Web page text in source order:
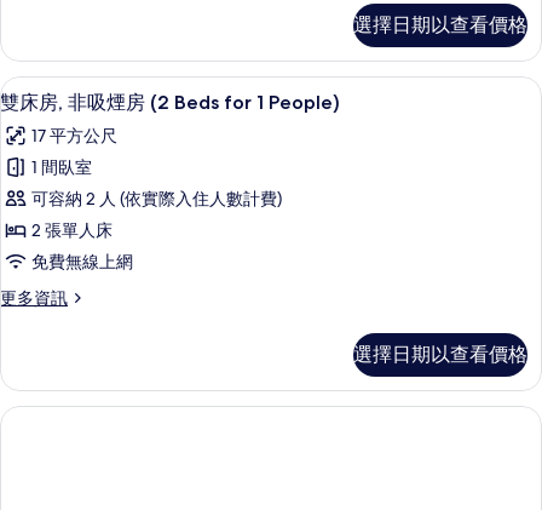
房
的
所
有
相
片
房,
非
吸
房
的
詳
情
選擇日期以查看價格
顯
示
雙
床
房,
非
煙
(2
Beds
for
客房內保險箱、書桌、熨斗/熨衣板、
6
雙床房, 非吸煙房 (2 Beds for 1 People)
17 平方公尺
1 間臥室
可容納 2 人 (依實際入住人數計費)
2 張單人床
免費無線上網
更多資訊
更
房,
非
吸
選擇日期以查看價格